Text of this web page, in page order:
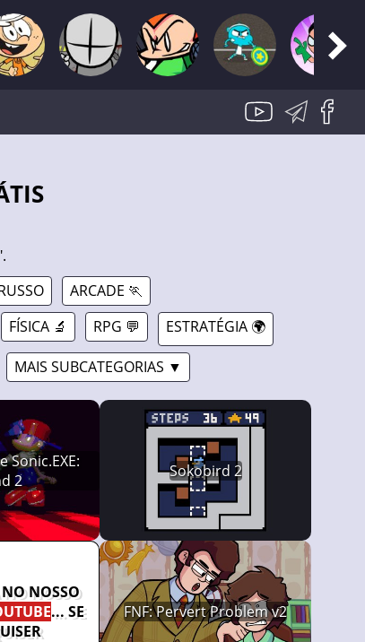
ARCADE 🏃
FÍSICA 🔬 RPG 💬 ESTRATÉGIA 🌍
MAIS SUBCATEGORIAS ▼
Sonic.EXE:
2
Sokobird 2
NOSSO
... SE
FNF: Pervert Problem v2